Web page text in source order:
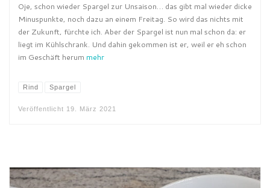
Oje, schon wieder Spargel zur Unsaison… das gibt mal wieder dicke
Minuspunkte, noch dazu an einem Freitag. So wird das nichts mit
der Zukunft, fürchte ich. Aber der Spargel ist nun mal schon da: er
liegt im Kühlschrank. Und dahin gekommen ist er, weil er eh schon
im Geschäft herum mehr
Rind Spargel
Veröffentlicht 19. März 2021